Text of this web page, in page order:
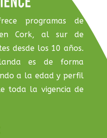
programas de
en Cork, al sur de
desde los 10 años.
es de forma
a la edad y perfil
toda la vigencia de